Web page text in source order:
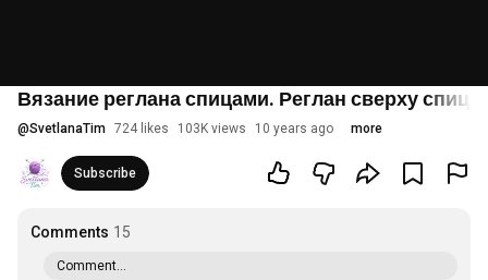
Вязание реглана спицами. Реглан сверху
@SvetlanaTim 724 likes 103K views 10 years ago more
Subscribe
Comments 15
Comment...